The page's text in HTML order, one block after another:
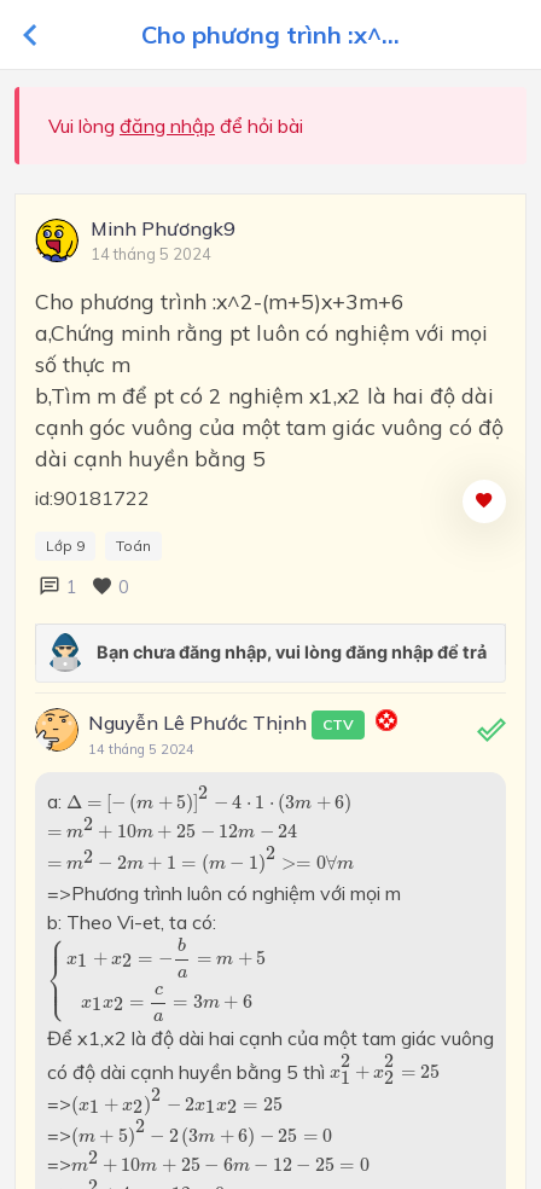
Cho phương trình :x^...
Vui lòng đăng nhập để hỏi bài
Minh Phươngk9
14 tháng 5 2024
Cho phương trình :x^2-(m+5)x+3m+6
a,Chứng minh rằng pt luôn có nghiệm với mọi
số thực m
b,Tìm m để pt có 2 nghiệm x1,x2 là hai độ dài
cạnh góc vuông của một tam giác vuông có độ
dài cạnh huyền bằng 5
id:90181722
Lớp 9 Toán
1 0
Nguyễn Lê Phước Thịnh CTV
14 tháng 5 2024
a: Δ = [− (m + 5)]2 − 4 ⋅ 1 ⋅ (3m +6)
4⋅
= m2 + 10m + 25 − 12m − 24
2+ 10 m 25 12
= m2 − 2m + 1 = (m − 1)2 >= 0∀m
2− 2 ( ∀
=>Phương trình luôn có nghiệm với mọi m
b: Theo Vi-et, ta có:
⎧
⎪
⎪
⎨
⎪
⎪
⎩
x1 + x2 = −
b
a
= m + 5
x1x2 =
c
a
= 3m + 6
{x 1 +x2 =− ba= m+5x
Để x1,x2 là độ dài hai cạnh của một tam giác vuông
có độ dài cạnh huyền bằng 5 thì x
2
1 + x
2
2 = 25
x12 +x2 2=25
=>(x1 + x2)2 − 2x1x2 = 25
(x1 +x2)2−2 x1x 2= 25
=>(m + 5)2 − 2(3m +6) − 25 = 0
(m+ 5 )2−2 m+6)−25 =0
=>m2 + 10m + 25 − 6m − 12 − 25 = 0
m 2 + 10 25− − 12
2 +4 12